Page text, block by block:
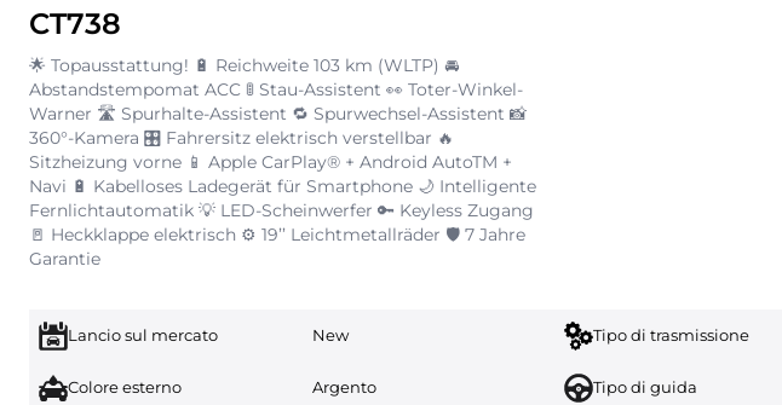
CT738
🌟 Topausstattung! 🔋 Reichweite 103 km (WLTP) 🚘
Abstandstempomat ACC 🚦 Stau-Assistent 👀 Toter-Winkel-
Warner 🛣️ Spurhalte-Assistent 🔁 Spurwechsel-Assistent 📸
360°-Kamera 🎛️ Fahrersitz elektrisch verstellbar 🔥
Sitzheizung vorne 📱 Apple CarPlay® + Android AutoTM +
Navi 🔋 Kabelloses Ladegerät für Smartphone 🌙 Intelligente
Fernlichtautomatik 💡 LED-Scheinwerfer 🔑 Keyless Zugang
🚪 Heckklappe elektrisch ⚙️ 19’’ Leichtmetallräder 🛡️ 7 Jahre
Garantie
Lancio sul mercato New Tipo di trasmissione
Colore esterno Argento Tipo di guida